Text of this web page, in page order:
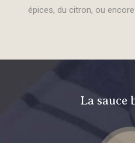
épices, du citron, ou
La sauce